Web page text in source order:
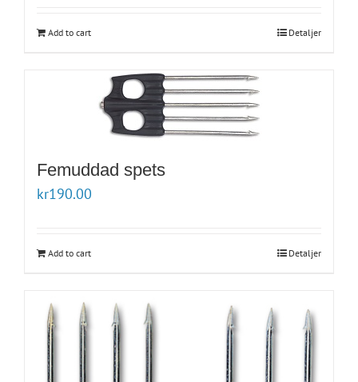
Add to cart Detaljer
Femuddad spets
kr190.00
Add to cart Detaljer